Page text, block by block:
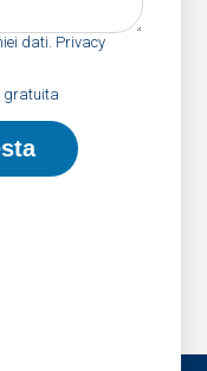
dati. Privacy
gratuita